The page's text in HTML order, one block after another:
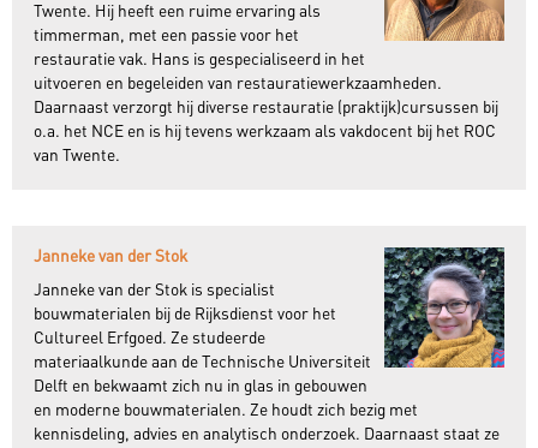
Twente. Hij heeft een ruime ervaring als
timmerman, met een passie voor het
restauratie vak. Hans is gespecialiseerd in het
uitvoeren en begeleiden van restauratiewerkzaamheden.
Daarnaast verzorgt hij diverse restauratie (praktijk)cursussen bij
o.a. het NCE en is hij tevens werkzaam als vakdocent bij het ROC
van Twente.
Janneke van der Stok
Janneke van der Stok is specialist
bouwmaterialen bij de Rijksdienst voor het
Cultureel Erfgoed. Ze studeerde
materiaalkunde aan de Technische Universiteit
Delft en bekwaamt zich nu in glas in gebouwen
en moderne bouwmaterialen. Ze houdt zich bezig met
kennisdeling, advies en analytisch onderzoek. Daarnaast staat ze